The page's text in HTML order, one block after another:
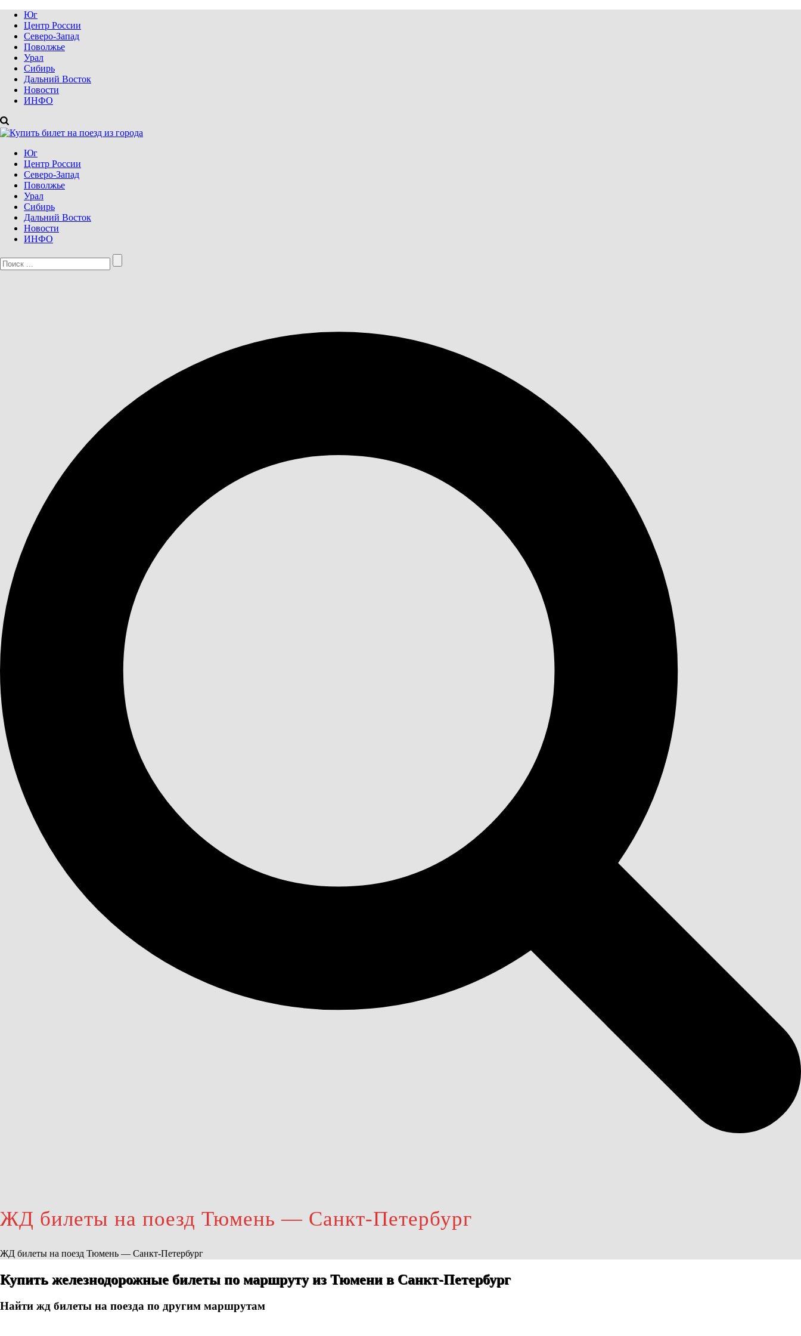
Юг
Центр России
Северо-Запад
Поволжье
Урал
Сибирь
Дальний Восток
Новости
ИНФО
Юг
Центр России
Северо-Запад
Поволжье
Урал
Сибирь
Дальний Восток
Новости
ИНФО
ЖД билеты на поезд Тюмень — Санкт-Петербург
ЖД билеты на поезд Тюмень — Санкт-Петербург
Купить железнодорожные билеты по маршруту из Тюмени в Санкт-Петербург
Найти жд билеты на поезда по другим маршрутам